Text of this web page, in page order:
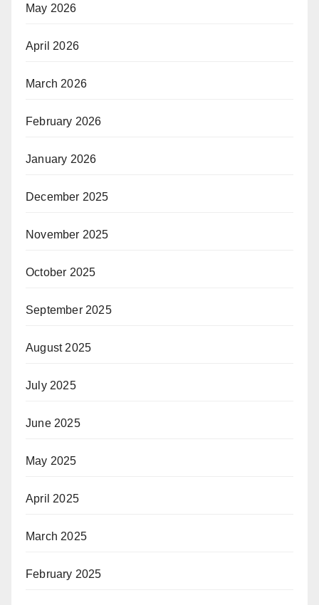
May 2026
April 2026
March 2026
February 2026
January 2026
December 2025
November 2025
October 2025
September 2025
August 2025
July 2025
June 2025
May 2025
April 2025
March 2025
February 2025